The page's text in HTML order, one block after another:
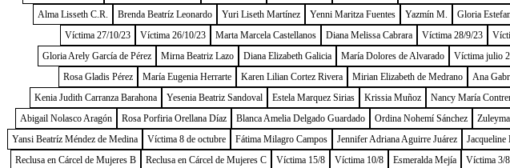
Alma Lisseth C.R.
Brenda Beatríz Leonardo Yuri Liseth Martínez Yenni Maritza Fuentes Yazmín M. Gloria
Víctima 27/10/23
Víctima 26/10/23 Marta Marcela Castellanos Diana Melissa Cabrara Víctima 28/9/23
Gloria Arely García de Pérez
Mirna Beatriz Lazo Diana Elizabeth Galicia María Dolores de Alvarado Víctima julio
Rosa Gladis Pérez
María Eugenia Herrarte Karen Lilian Cortez Rivera Mirian Elizabeth de Medrano Ana
Kenia Judith Carranza Barahona
Yesenia Beatriz Sandoval Estela Marquez Sirias Krissia Muñoz Nancy María
Abigail Nolasco Aragón
Rosa Porfiria Orellana Díaz Blanca Amelia Delgado Guardado Ordina Nohemí Sánchez
Yansi Beatríz Méndez de Medina
Víctima 8 de octubre Fátima Milagro Campos Jennifer Adriana Aguirre Juárez Jacqueline
Reclusa en Cárcel de Mujeres B
Reclusa en Cárcel de Mujeres C Víctima 15/8 Víctima 10/8 Esmeralda Mejía Víctima 3/8